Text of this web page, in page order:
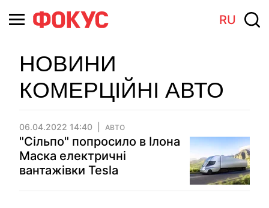
RU
НОВИНИ
КОМЕРЦІЙНІ АВТО
06.04.2022 14:40 АВТО
"Сільпо" попросило в Ілона
Маска електричні
вантажівки Tesla